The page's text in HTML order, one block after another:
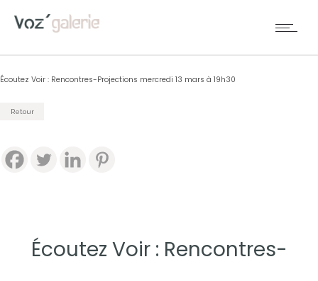
Écoutez Voir : Rencontres-Projections mercredi 13 mars à 19h30
Retour
Écoutez Voir : Rencontres-